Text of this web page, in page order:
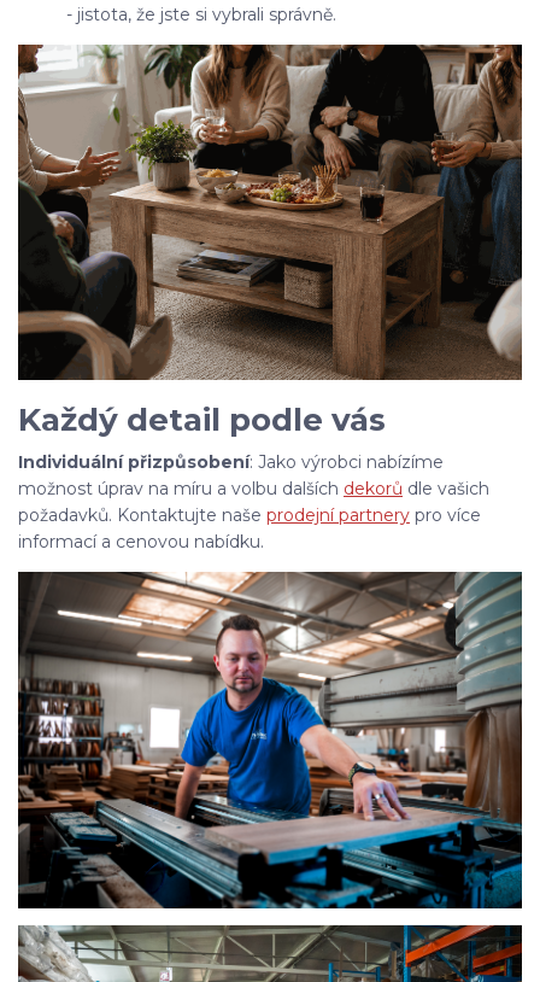
- jistota, že jste si vybrali správně.
Každý detail podle vás
Individuální přizpůsobení: Jako výrobci nabízíme
možnost úprav na míru a volbu dalších dekorů dle vašich
požadavků. Kontaktujte naše prodejní partnery pro více
informací a cenovou nabídku.